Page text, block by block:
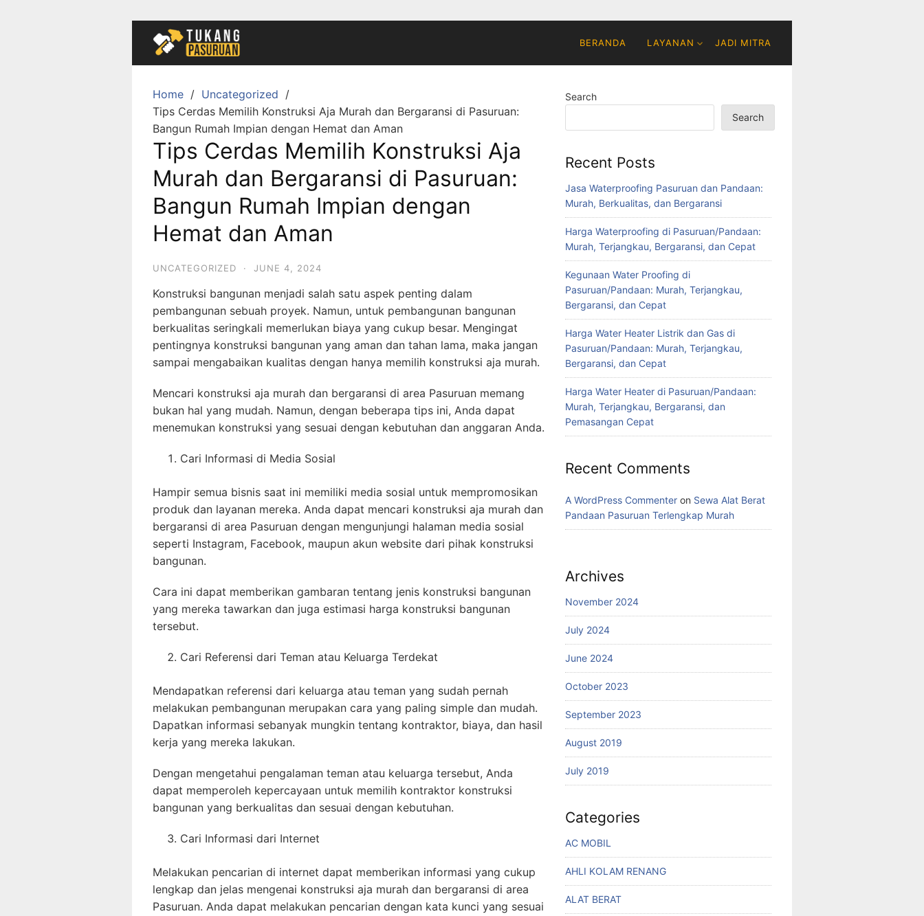
BERANDA LAYANAN JADI MITRA
Home
Uncategorized
Tips Cerdas Memilih Konstruksi Aja Murah dan Bergaransi di Pasuruan:
Bangun Rumah Impian dengan Hemat dan Aman
Tips Cerdas Memilih Konstruksi Aja
Murah dan Bergaransi di Pasuruan:
Bangun Rumah Impian dengan
Hemat dan Aman
UNCATEGORIZED · JUNE 4, 2024
Konstruksi bangunan menjadi salah satu aspek penting dalam
pembangunan sebuah proyek. Namun, untuk pembangunan bangunan
berkualitas seringkali memerlukan biaya yang cukup besar. Mengingat
pentingnya konstruksi bangunan yang aman dan tahan lama, maka jangan
sampai mengabaikan kualitas dengan hanya memilih konstruksi aja murah.
Mencari konstruksi aja murah dan bergaransi di area Pasuruan memang
bukan hal yang mudah. Namun, dengan beberapa tips ini, Anda dapat
menemukan konstruksi yang sesuai dengan kebutuhan dan anggaran Anda.
Cari Informasi di Media Sosial
Hampir semua bisnis saat ini memiliki media sosial untuk mempromosikan
produk dan layanan mereka. Anda dapat mencari konstruksi aja murah dan
bergaransi di area Pasuruan dengan mengunjungi halaman media sosial
seperti Instagram, Facebook, maupun akun website dari pihak konstruksi
bangunan.
Cara ini dapat memberikan gambaran tentang jenis konstruksi bangunan
yang mereka tawarkan dan juga estimasi harga konstruksi bangunan
tersebut.
Cari Referensi dari Teman atau Keluarga Terdekat
Mendapatkan referensi dari keluarga atau teman yang sudah pernah
melakukan pembangunan merupakan cara yang paling simple dan mudah.
Dapatkan informasi sebanyak mungkin tentang kontraktor, biaya, dan hasil
kerja yang mereka lakukan.
Dengan mengetahui pengalaman teman atau keluarga tersebut, Anda
dapat memperoleh kepercayaan untuk memilih kontraktor konstruksi
bangunan yang berkualitas dan sesuai dengan kebutuhan.
Cari Informasi dari Internet
Melakukan pencarian di internet dapat memberikan informasi yang cukup
lengkap dan jelas mengenai konstruksi aja murah dan bergaransi di area
Pasuruan. Anda dapat melakukan pencarian dengan kata kunci yang sesuai
Search
Search
Recent Posts
Jasa Waterproofing Pasuruan dan Pandaan:
Murah, Berkualitas, dan Bergaransi
Harga Waterproofing di Pasuruan/Pandaan:
Murah, Terjangkau, Bergaransi, dan Cepat
Kegunaan Water Proofing di
Pasuruan/Pandaan: Murah, Terjangkau,
Bergaransi, dan Cepat
Harga Water Heater Listrik dan Gas di
Pasuruan/Pandaan: Murah, Terjangkau,
Bergaransi, dan Cepat
Harga Water Heater di Pasuruan/Pandaan:
Murah, Terjangkau, Bergaransi, dan
Pemasangan Cepat
Recent Comments
A WordPress Commenter on Sewa Alat Berat
Pandaan Pasuruan Terlengkap Murah
Archives
November 2024
July 2024
June 2024
October 2023
September 2023
August 2019
July 2019
Categories
AC MOBIL
AHLI KOLAM RENANG
ALAT BERAT